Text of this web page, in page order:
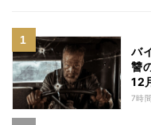
バ
讐
12
7時